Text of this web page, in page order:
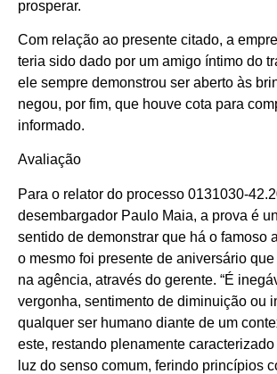
prosperar.
Com relação ao presente citado, a
teria sido dado por um amigo íntimo do
ele sempre demonstrou ser aberto às
negou, por fim, que houve cota para
informado.
Avaliação
Para o relator do processo 0131030-
desembargador Paulo Maia, a prova é
sentido de demonstrar que há o famoso
o mesmo foi presente de aniversário
na agência, através do gerente. “É
vergonha, sentimento de diminuição ou
qualquer ser humano diante de um
este, restando plenamente
luz do senso comum, ferindo princípios